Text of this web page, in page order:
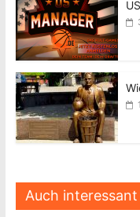
Auch interessant